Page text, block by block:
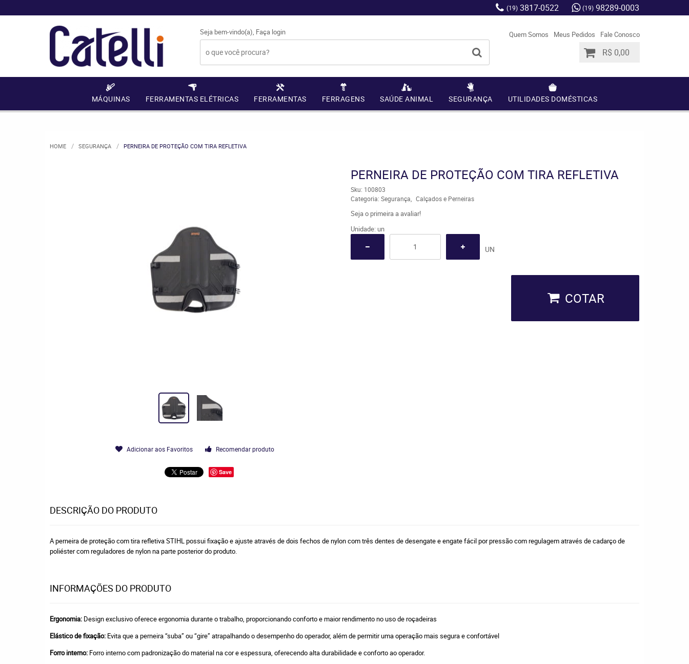
(19) 3817-0522 (19) 98289-0003
Seja bem-vindo(a), Faça login Quem Somos Meus Pedidos Fale Conosco
R$ 0,00
MÁQUINAS FERRAMENTAS ELÉTRICAS FERRAMENTAS FERRAGENS SAÚDE ANIMAL SEGURANÇA UTILIDADES DOMÉSTICAS
HOME SEGURANÇA PERNEIRA DE PROTEÇÃO COM TIRA REFLETIVA
Adicionar aos Favoritos Recomendar produto
Save
PERNEIRA DE PROTEÇÃO COM TIRA REFLETIVA
Sku: 100803
Categoria: Segurança Calçados e Perneiras
Seja o primeira a avaliar!
Unidade: un
UN
COTAR
DESCRIÇÃO DO PRODUTO
A perneira de proteção com tira refletiva STIHL possui fixação e ajuste através de dois fechos de nylon com três dentes de desengate e engate fácil por pressão com regulagem através de cadarço de
poliéster com reguladores de nylon na parte posterior do produto.
INFORMAÇÕES DO PRODUTO
Ergonomia: Design exclusivo oferece ergonomia durante o trabalho, proporcionando conforto e maior rendimento no uso de roçadeiras
Elástico de fixação: Evita que a perneira “suba” ou “gire” atrapalhando o desempenho do operador, além de permitir uma operação mais segura e confortável
Forro interno: Forro interno com padronização do material na cor e espessura, oferecendo alta durabilidade e conforto ao operador.